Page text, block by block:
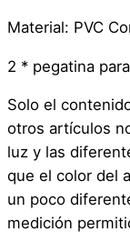
a
–
a
m
a
h
a
A
Material: PVC
2 * pegatina
Solo el
otros artículos
luz y las
que el color del
un poco
medición